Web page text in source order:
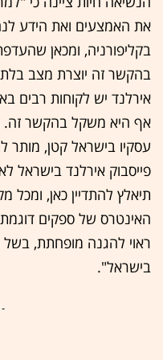
את האמצעים ואת הידע
בקליפורניה, ומכאן
בהקשר זה יוצרת מצב
אף היא משקל בהקשר זה.
עסקיו בישראל קטן, מותר
פייסבוק אירלנד
תיאלץ להתדיין כאן, ומכל
האינטרס של ספקים דוגמת
ראוי להגנה מופחתת,
בישראל".